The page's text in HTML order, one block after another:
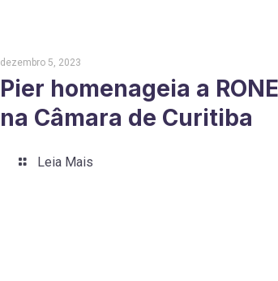
dezembro 5, 2023
Pier homenageia a RONE
na Câmara de Curitiba
Leia Mais